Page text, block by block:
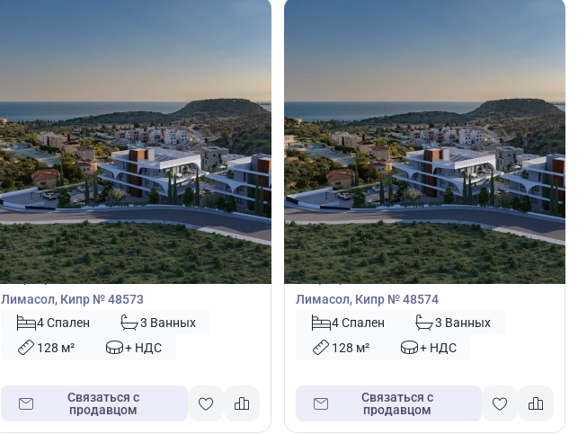
€650 000
Квартира
Квартира с 4 спальнями в Агиос Тихонас,
Лимасол, Кипр № 48573
4 Спален
3 Ванных
128 м²
+ НДС
Связаться с
продавцом
€650 000
Квартира
Квартира с 4 спальнями в Агиос Тихонас,
Лимасол, Кипр № 48574
4 Спален
3 Ванных
128 м²
+ НДС
Связаться с
продавцом